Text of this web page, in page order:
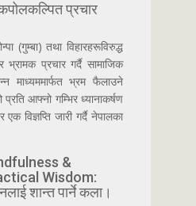
कपोलकल्पित प्रचार
(गुम्बा) तथा विहारहरूविरुद्ध
प्रचार गर्दै सामाजिक
माध्यममार्फत भ्रम फैलाउने
आफ्नो गम्भिर ध्यानाकर्षण
विज्ञप्ति जारी गर्दै नेपालका
&
Wisdom:
शान्त पार्ने कला।